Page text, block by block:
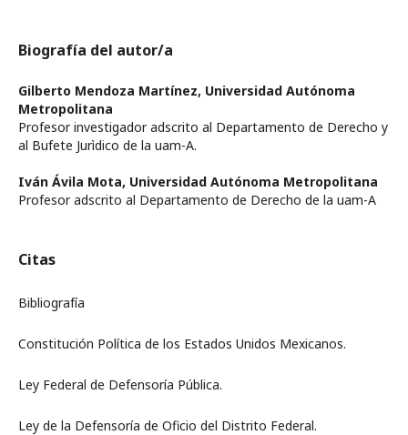
Biografía del autor/a
Gilberto Mendoza Martínez, Universidad Autónoma
Metropolitana
Profesor investigador adscrito al Departamento de Derecho y
al Bufete Jurìdico de la uam-A.
Iván Ávila Mota, Universidad Autónoma Metropolitana
Profesor adscrito al Departamento de Derecho de la uam-A
Citas
Bibliografía
Constitución Política de los Estados Unidos Mexicanos.
Ley Federal de Defensoría Pública.
Ley de la Defensoría de Oficio del Distrito Federal.